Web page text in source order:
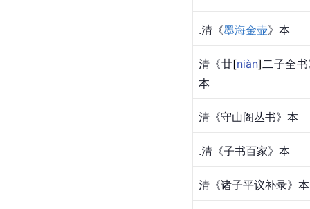
.清《墨海金壶》本
清《廿[niàn] 二子全
本
清《守山阁丛书》本
.清《子书百家》本
清《诸子平议补录》本